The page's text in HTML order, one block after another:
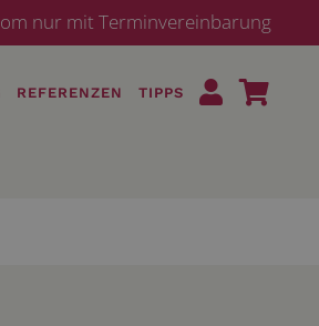
nur mit Terminvereinbarung
REFERENZEN TIPPS